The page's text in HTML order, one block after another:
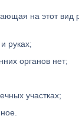
на этот вид
руках;
органов нет;
участках;